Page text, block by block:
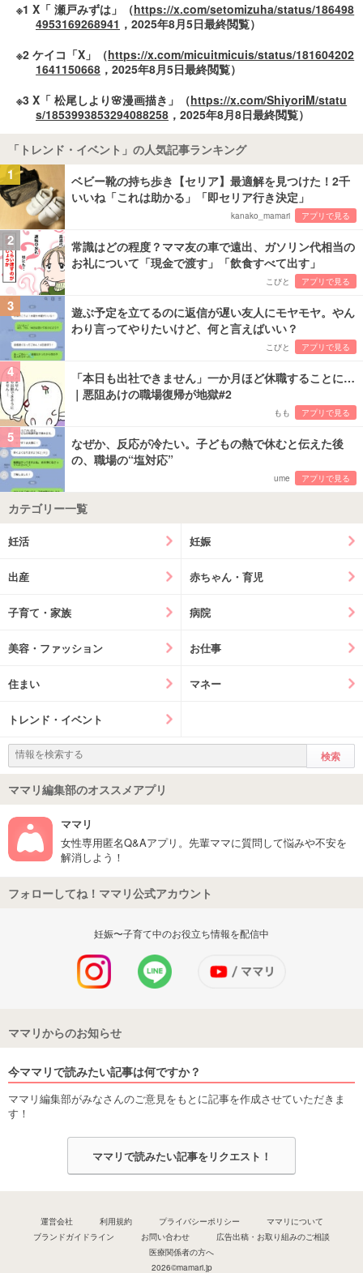
※1 X「 瀬戸みずは」（https://x.com/setomizuha/status/186498
4953169268941 ，2025年8月5日最終閲覧）
※2 ケイコ「X」（https://x.com/micuitmicuis/status/181604202
1641150668 ，2025年8月5日最終閲覧）
※3 X「 松尾しより🌸漫画描き」（https://x.com/ShiyoriM/statu
s/1853993853294088258 ，2025年8月8日最終閲覧）
「トレンド・イベント」の人気記事ランキング
1
ベビー靴の持ち歩き【セリア】最適解を見つけた！2千
いいね「これは助かる」「即セリア行き決定」
kanako_mamari アプリで見る
2
常識はどの程度？ママ友の車で遠出、ガソリン代相当の
お礼について「現金で渡す」「飲食すべて出す」
こびと アプリで見る
3
遊ぶ予定を立てるのに返信が遅い友人にモヤモヤ。やん
わり言ってやりたいけど、何と言えばいい？
こびと アプリで見る
4
「本日も出社できません」一か月ほど休職することに…
｜悪阻あけの職場復帰が地獄#2
もも アプリで見る
5
なぜか、反応が冷たい。子どもの熱で休むと伝えた後
の、職場の“塩対応”
ume アプリで見る
カテゴリー一覧
妊活 妊娠
出産 赤ちゃん・育児
子育て・家族 病院
美容・ファッション お仕事
住まい マネー
トレンド・イベント
ママリ編集部のオススメアプリ
ママリ
女性専用匿名Q&Aアプリ。先輩ママに質問して悩みや不安を
解消しよう！
フォローしてね！ママリ公式アカウント
妊娠〜子育て中のお役立ち情報を配信中
ママリからのお知らせ
今ママリで読みたい記事は何ですか？
ママリ編集部がみなさんのご意見をもとに記事を作成させていただきま
す！
ママリで読みたい記事をリクエスト！
運営会社 利用規約 プライバシーポリシー
ママリについて
ブランドガイドライン
お問い合わせ
広告出稿・お取り組みのご相談
医療関係者の方へ
2026©mamari.jp